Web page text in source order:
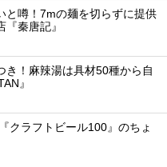
と噂！7mの麺を切らずに提供
秦唐記』
き！麻辣湯は具材50種から自
』
クラフトビール100』のちょ